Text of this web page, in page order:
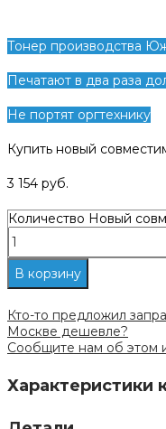
Тонер производства
Печатают в два раза
Не портят оргтехнику
Купить новый
3 154 руб.
Количество Новый
В корзину
Кто-то предложил
Москве дешевле?
Сообщите нам об этом
Характеристики